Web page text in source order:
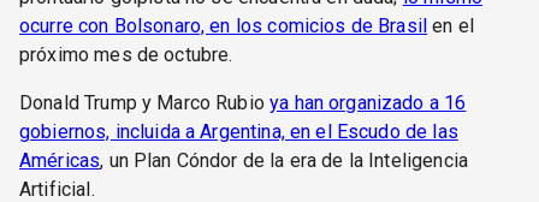
ocurre con Bolsonaro, en los comicios de Brasil en el
próximo mes de octubre.
Donald Trump y Marco Rubioya han organizado a 16
gobiernos, incluida a Argentina, en el Escudo de las
Américas, un Plan Cóndor de la era de la Inteligencia
Artificial.